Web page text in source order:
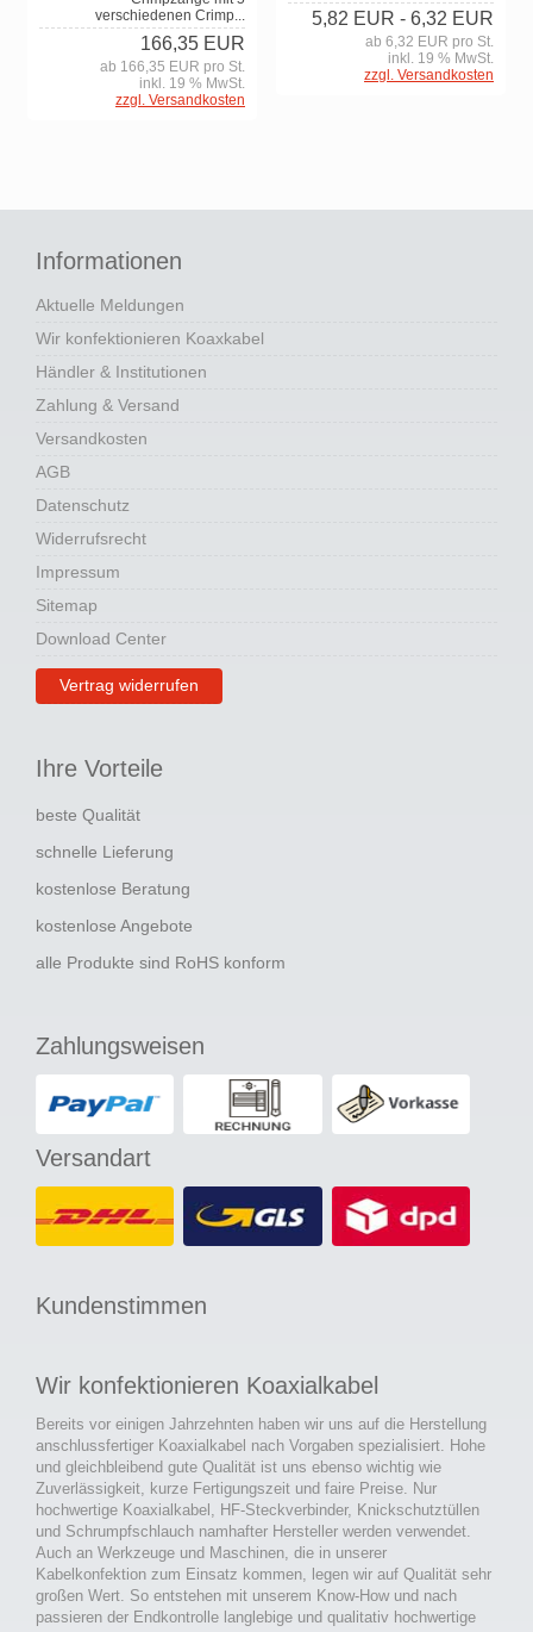
verschiedenen Crimp...
166,35 EUR
ab 166,35 EUR pro St.
inkl. 19 % MwSt.
zzgl. Versandkosten
5,82 EUR - 6,32 EUR
ab 6,32 EUR pro St.
inkl. 19 % MwSt.
zzgl. Versandkosten
Informationen
Aktuelle Meldungen
Wir konfektionieren Koaxkabel
Händler & Institutionen
Zahlung & Versand
Versandkosten
AGB
Datenschutz
Widerrufsrecht
Impressum
Sitemap
Download Center
Vertrag widerrufen
Ihre Vorteile
beste Qualität
schnelle Lieferung
kostenlose Beratung
kostenlose Angebote
alle Produkte sind RoHS konform
Zahlungsweisen
Versandart
Kundenstimmen
Wir konfektionieren Koaxialkabel
Bereits vor einigen Jahrzehnten haben wir uns auf die Herstellung
anschlussfertiger Koaxialkabel nach Vorgaben spezialisiert. Hohe
und gleichbleibend gute Qualität ist uns ebenso wichtig wie
Zuverlässigkeit, kurze Fertigungszeit und faire Preise. Nur
hochwertige Koaxialkabel, HF-Steckverbinder, Knickschutztüllen
und Schrumpfschlauch namhafter Hersteller werden verwendet.
Auch an Werkzeuge und Maschinen, die in unserer
Kabelkonfektion zum Einsatz kommen, legen wir auf Qualität sehr
großen Wert. So entstehen mit unserem Know-How und nach
passieren der Endkontrolle langlebige und qualitativ hochwertige